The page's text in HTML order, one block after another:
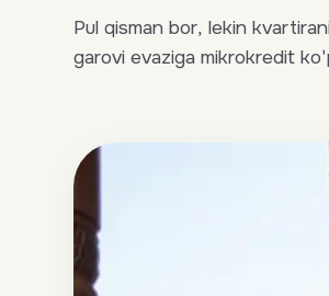
Pul qisman bor, lekin
garovi evaziga mikrokredit